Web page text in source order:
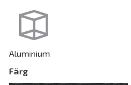
Aluminium
Färg